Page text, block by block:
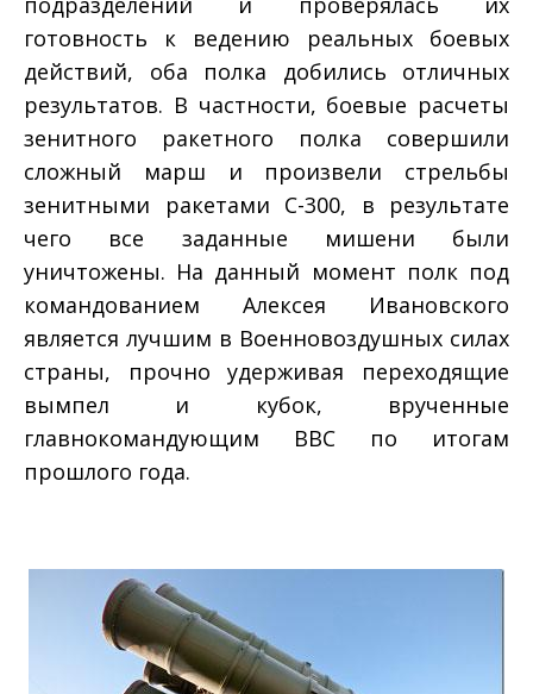
готовность к ведению реальных боевых
действий, оба полка добились отличных
результатов. В частности, боевые расчеты
зенитного ракетного полка совершили
сложный марш и произвели стрельбы
зенитными ракетами С­-300, в результате
чего все заданные мишени были
уничтожены. На данный момент полк под
командованием Алексея Ивановского
является лучшим в Военно­воздушных силах
страны, прочно удерживая переходящие
вымпел и кубок, врученные
главнокомандующим ВВС по итогам
прошлого года.